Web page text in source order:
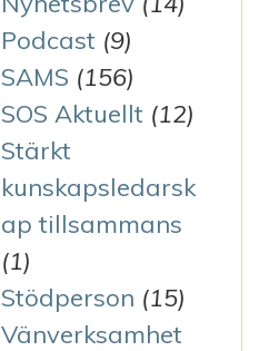
Podcast (9)
SAMS (156)
SOS Aktuellt (12)
Stärkt
kunskapsledarsk
ap tillsammans
(1)
Stödperson (15)
Vänverksamhet